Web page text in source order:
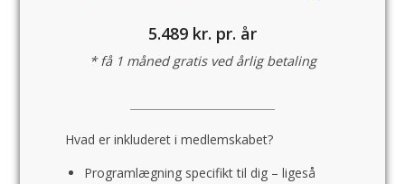
5.489 kr. pr. år
* få 1 måned gratis ved årlig betaling
Hvad er inkluderet i medlemskabet?
Programlægning specifikt til dig – ligeså